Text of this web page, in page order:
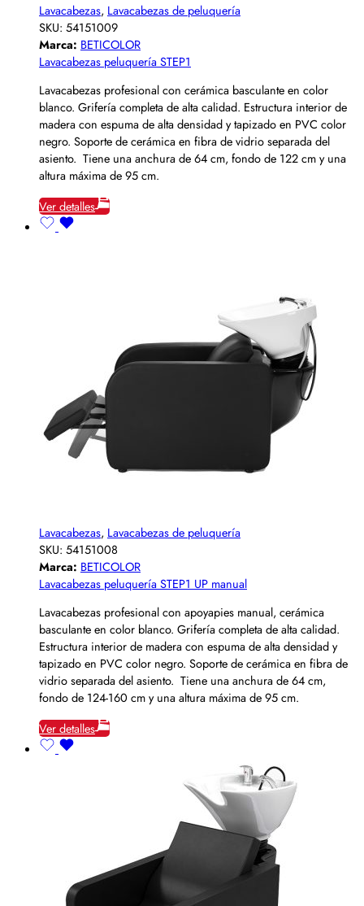
Lavacabezas, Lavacabezas de peluquería
SKU: 54151009
Marca: BETICOLOR
Lavacabezas peluquería STEP1
Lavacabezas profesional con cerámica basculante en color
blanco. Grifería completa de alta calidad. Estructura interior de
madera con espuma de alta densidad y tapizado en PVC color
negro. Soporte de cerámica en fibra de vidrio separada del
asiento. Tiene una anchura de 64 cm, fondo de 122 cm y una
altura máxima de 95 cm.
Ver detalles
Lavacabezas, Lavacabezas de peluquería
SKU: 54151008
Marca: BETICOLOR
Lavacabezas peluquería STEP1 UP manual
Lavacabezas profesional con apoyapies manual, cerámica
basculante en color blanco. Grifería completa de alta calidad.
Estructura interior de madera con espuma de alta densidad y
tapizado en PVC color negro. Soporte de cerámica en fibra de
vidrio separada del asiento. Tiene una anchura de 64 cm,
fondo de 124-160 cm y una altura máxima de 95 cm.
Ver detalles